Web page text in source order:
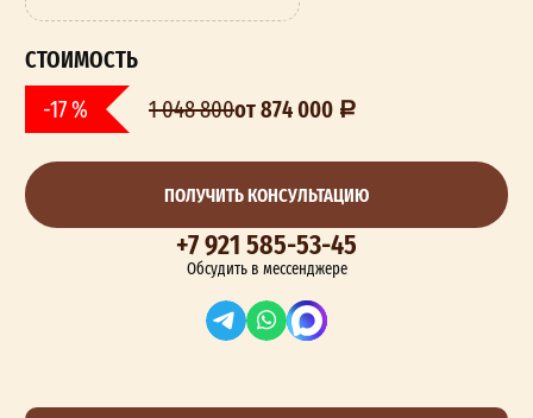
СТОИМОСТЬ
-17 % 1 048 800от 874 000
ПОЛУЧИТЬ КОНСУЛЬТАЦИЮ
+7 921 585-53-45
Обсудить в мессенджере